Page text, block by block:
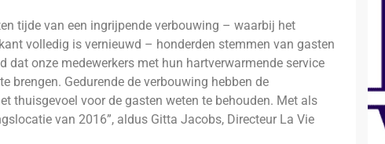
tijde van een ingrijpende verbouwing – waarbij het
volledig is vernieuwd – honderden stemmen van gasten
dat onze medewerkers met hun hartverwarmende service
brengen. Gedurende de verbouwing hebben de
thuisgevoel voor de gasten weten te behouden. Met als
van 2016”, aldus Gitta Jacobs, Directeur La Vie